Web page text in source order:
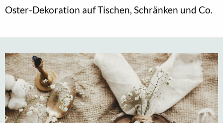
Oster-Dekoration auf Tischen, Schränken und Co.